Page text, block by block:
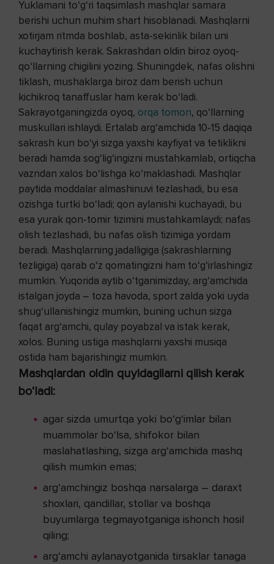
Yuklamani to‘g‘ri taqsimlash mashqlar samara
berishi uchun muhim shart hisoblanadi. Mashqlarni
xotirjam ritmda boshlab, asta-sekinlik bilan uni
kuchaytirish kerak. Sakrashdan oldin biroz oyoq-
qo‘llarning chigilini yozing. Shuningdek, nafas olishni
tiklash, mushaklarga biroz dam berish uchun
kichikroq tanaffuslar ham kerak bo‘ladi.
Sakrayotganingizda oyoq, orqa tomon, qo‘llarning
muskullari ishlaydi. Ertalab arg‘amchida 10-15 daqiqa
sakrash kun bo‘yi sizga yaxshi kayfiyat va tetiklikni
beradi hamda sog‘lig‘ingizni mustahkamlab, ortiqcha
vazndan xalos bo‘lishga ko‘maklashadi. Mashqlar
paytida moddalar almashinuvi tezlashadi, bu esa
ozishga turtki bo‘ladi; qon aylanishi kuchayadi, bu
esa yurak qon-tomir tizimini mustahkamlaydi; nafas
olish tezlashadi, bu nafas olish tizimiga yordam
beradi. Mashqlarning jadalligiga (sakrashlarning
tezligiga) qarab o‘z qomatingizni ham to‘g‘irlashingiz
mumkin. Yuqorida aytib o‘tganimizday, arg‘amchida
istalgan joyda – toza havoda, sport zalda yoki uyda
shug‘ullanishingiz mumkin, buning uchun sizga
faqat arg‘amchi, qulay poyabzal va istak kerak,
xolos. Buning ustiga mashqlarni yaxshi musiqa
ostida ham bajarishingiz mumkin.
Mashqlardan oldin quyidagilarni qilish kerak
bo‘ladi:
agar sizda umurtqa yoki bo‘g‘imlar bilan
muammolar bo‘lsa, shifokor bilan
maslahatlashing, sizga arg‘amchida mashq
qilish mumkin emas;
arg‘amchingiz boshqa narsalarga – daraxt
shoxlari, qandillar, stollar va boshqa
buyumlarga tegmayotganiga ishonch hosil
qiling;
arg‘amchi aylanayotganida tirsaklar tanaga